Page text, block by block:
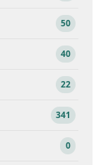
50
40
22
341
0